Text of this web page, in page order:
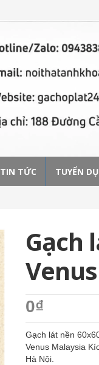
TIN TỨC TUYỂN
Gạch
0₫
Gạch lát nền
Venus Malaysia
Hà Nội. - Ngoại